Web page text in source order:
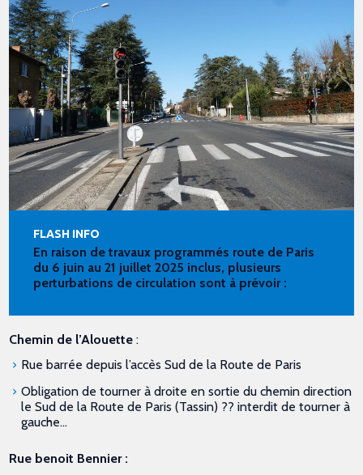
FLASH INFO
En raison de travaux programmés route de Paris
du 6 juin au 21 juillet 2025 inclus, plusieurs
perturbations de circulation sont à prévoir :
Chemin de l’Alouette:
Rue barrée depuis l’accès Sud de la Route de Paris
Obligation de tourner à droite en sortie du chemin direction
le Sud de la Route de Paris (Tassin) ?? interdit de tourner à
gauche…
Rue benoit Bennier :